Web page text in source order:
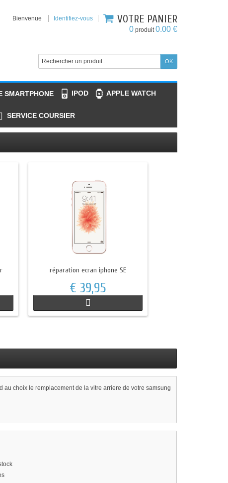
Bienvenue Identifiez-vous VOTRE PANIER
0 produit0.00 €
SMARTPHONE IPOD APPLE WATCH
SERVICE COURSIER
réparation ecran iphone SE
€ 39,95
au choix le remplacement de la vitre arriere de votre samsung